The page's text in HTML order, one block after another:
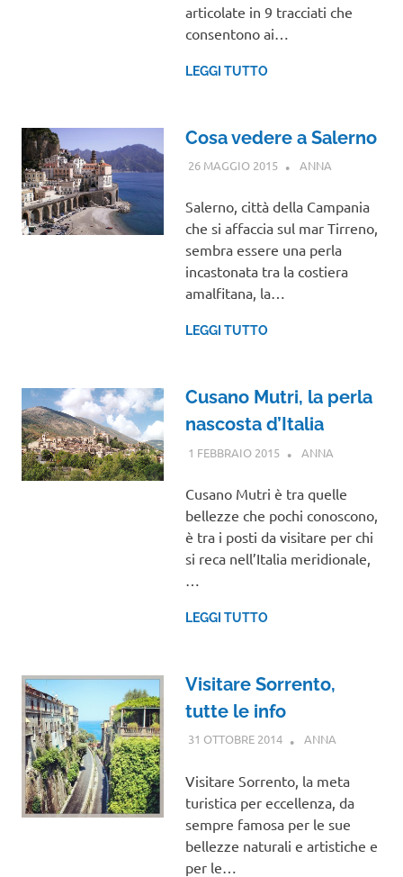
articolate in 9 tracciati che
consentono ai…
LEGGI TUTTO
Cosa vedere a Salerno
26 MAGGIO 2015 ANNA
Salerno, città della Campania
che si affaccia sul mar Tirreno,
sembra essere una perla
incastonata tra la costiera
amalfitana, la…
LEGGI TUTTO
Cusano Mutri, la perla
nascosta d’Italia
1 FEBBRAIO 2015 ANNA
Cusano Mutri è tra quelle
bellezze che pochi conoscono,
è tra i posti da visitare per chi
si reca nell’Italia meridionale,
LEGGI TUTTO
Visitare Sorrento,
tutte le info
31 OTTOBRE 2014 ANNACAMPANIA
Visitare Sorrento, la meta
turistica per eccellenza, da
sempre famosa per le sue
bellezze naturali e artistiche e
per le…